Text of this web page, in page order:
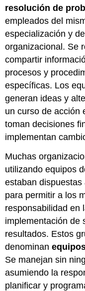
resolución de
empleados del
especialización y
organizacional. Se
compartir
procesos y
específicas. Los
generan ideas y
un curso de acción
toman decisiones
implementan
Muchas
utilizando equipos
estaban
para permitir a los
responsabilidad en
implementación de
resultados. Estos
denominan
Se manejan sin
asumiendo la
planificar y